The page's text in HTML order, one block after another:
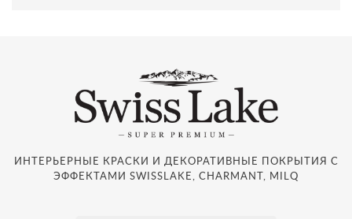
ИНТЕРЬЕРНЫЕ КРАСКИ И ДЕКОРАТИВНЫЕ ПОКРЫТИЯ С
ЭФФЕКТАМИ SWISSLAKE, CHARMANT, MILQ